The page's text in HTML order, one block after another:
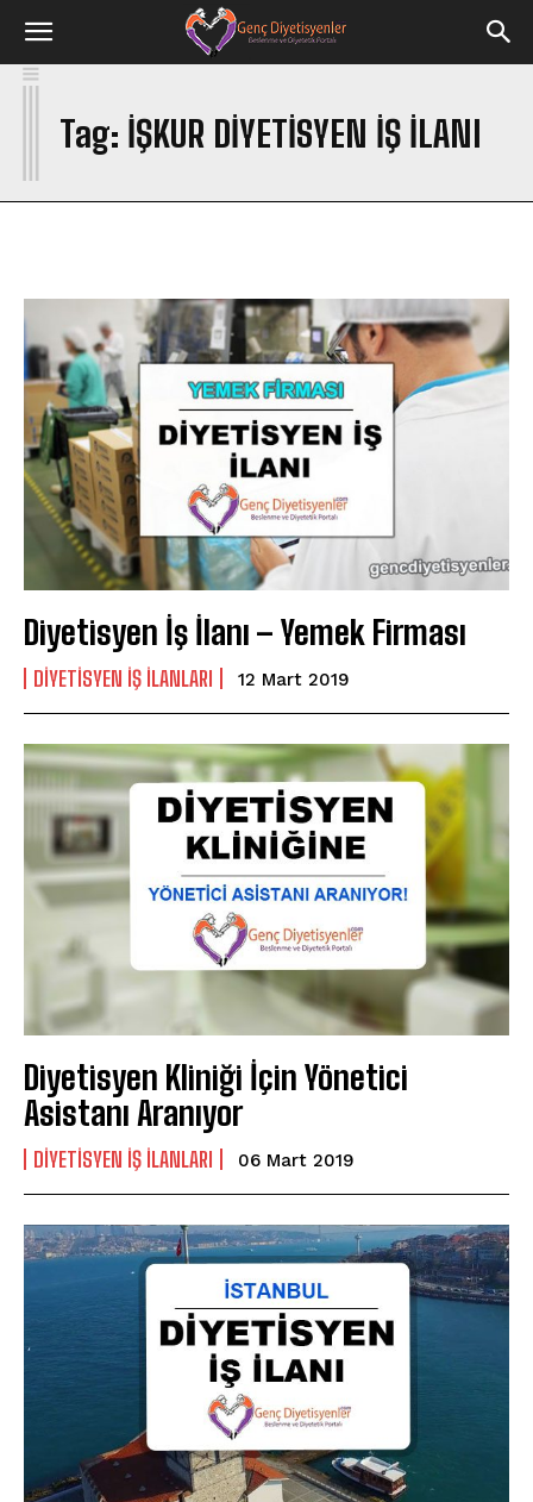
Tag: IŞKUR DIYETISYEN IŞ ILANI
I
Diyetisyen İş İlanı – Yemek Firması
DIYETISYEN IŞ ILANLARI 12 Mart 2019
Diyetisyen Kliniği İçin Yönetici
Asistanı Aranıyor
DIYETISYEN IŞ ILANLARI 06 Mart 2019